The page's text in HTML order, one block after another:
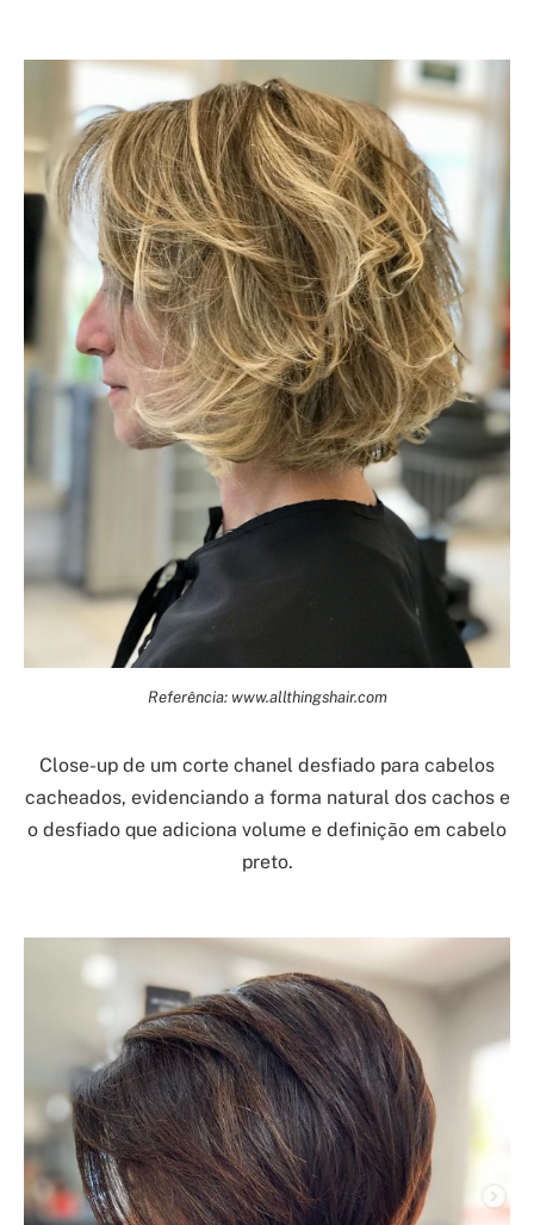
Referência: www.allthingshair.com
Close-up de um corte chanel desfiado para cabelos
cacheados, evidenciando a forma natural dos cachos e
o desfiado que adiciona volume e definição em cabelo
preto.